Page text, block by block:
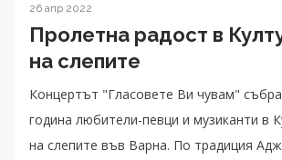
26 апр 2022
Пролетна радост в
на слепите
Концертът "Гласовете Ви чувам"
година любители-певци и музиканти в
на слепите във Варна. По традиция